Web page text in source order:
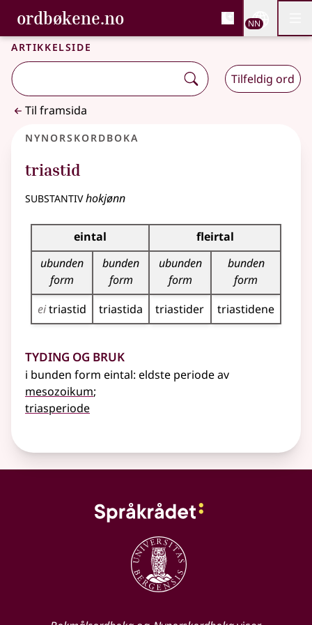
Gå til hovudinnhald
Tilgjenge
ordbøkene.no, Bokmålsordboka og
Bokmålsordboka og Nynorskordboka
NN
Artikkelside
Tilfeldig ord
Til framsida
Nynorskordboka
triastid
substantivhokjønn
Bøyningstabell for dette substantivet
eintal
fleirtal
ubunden
form
bunden
form
ubunden
form
bunden
form
eitriastid triastida triastider triastidene
Tyding og bruk
i bunden form eintal: eldste periode av
mesozoikum;
triasperiode